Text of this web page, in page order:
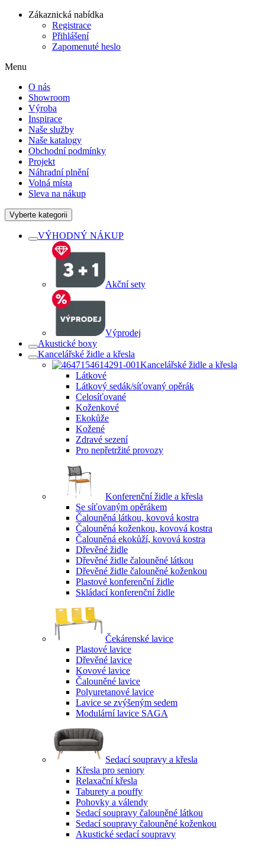
Zákaznická nabídka
Registrace
Přihlášení
Zapomenuté heslo
Menu
O nás
Showroom
Výroba
Inspirace
Naše služby
Naše katalogy
Obchodní podmínky
Projekt
Náhradní plnění
Volná místa
Sleva na nákup
Vyberte kategorii
VÝHODNÝ NÁKUP
Akční sety
Výprodej
Akustické boxy
Kancelářské židle a křesla
Kancelářské židle a křesla
Látkové
Látkový sedák/síťovaný opěrák
Celosíťované
Koženkové
Ekokůže
Kožené
Zdravé sezení
Pro nepřetržité provozy
Konferenční židle a křesla
Se síťovaným opěrákem
Čalouněná látkou, kovová kostra
Čalouněná koženkou, kovová kostra
Čalouněná ekokůží, kovová kostra
Dřevěné židle
Dřevěné židle čalouněné látkou
Dřevěné židle čalouněné koženkou
Plastové konferenční židle
Skládací konferenční židle
Čekárenské lavice
Plastové lavice
Dřevěné lavice
Kovové lavice
Čalouněné lavice
Polyuretanové lavice
Lavice se zvýšeným sedem
Modulární lavice SAGA
Sedací soupravy a křesla
Křesla pro seniory
Relaxační křesla
Taburety a pouffy
Pohovky a válendy
Sedací soupravy čalouněné látkou
Sedací soupravy čalouněné koženkou
Akustické sedací soupravy